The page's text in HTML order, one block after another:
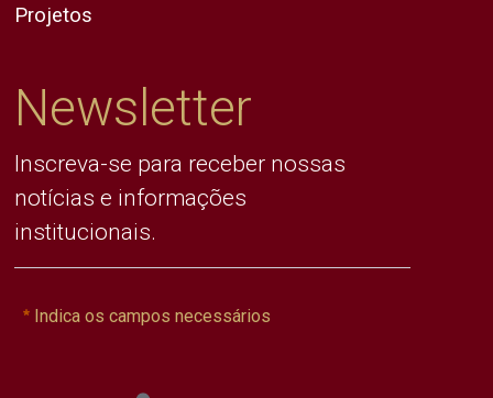
Projetos
Newsletter
Inscreva-se para receber nossas
notícias e informações
institucionais.
Indica os campos necessários